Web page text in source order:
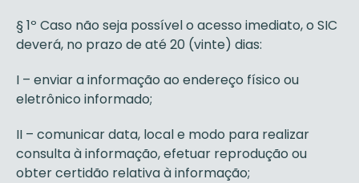
§ 1º Caso não seja possível o acesso imediato, o SIC
deverá, no prazo de até 20 (vinte) dias:
I – enviar a informação ao endereço físico ou
eletrônico informado;
II – comunicar data, local e modo para realizar
consulta à informação, efetuar reprodução ou
obter certidão relativa à informação;